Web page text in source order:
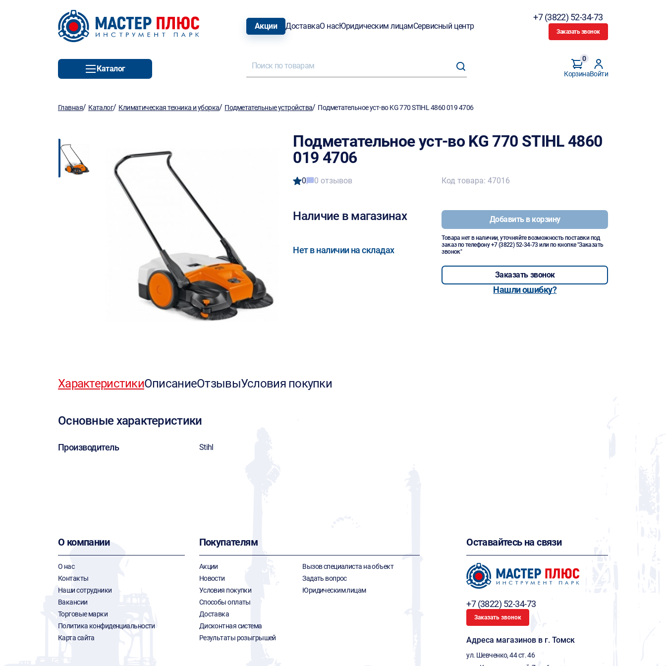
Акции ДоставкаО насЮридическим лицамСервисный центр
+7 (3822) 52-34-73
Заказать звонок
Каталог
Корзина
0
Войти
Главная/ Каталог/ Климатическая техника и уборка/ Подметательные устройства/ Подметательное уст-во KG 770 STIHL 4860 019 4706
Подметательное уст-во KG 770 STIHL 4860
019 4706
0 0 отзывов
Наличие в магазинах
Нет в наличии на складах
Код товара: 47016
Добавить в корзину
Товара нет в наличии, уточняйте возможность поставки под
заказ по телефону+7 (3822) 52-34-73 или по кнопке "Заказать
звонок"
Заказать звонок
Нашли ошибку?
ХарактеристикиОписаниеОтзывыУсловия покупки
Основные характеристики
Производитель Stihl
О компании
О нас
Контакты
Наши сотрудники
Вакансии
Торговые марки
Политика конфиденциальности
Карта сайта
Покупателям
Акции
Новости
Условия покупки
Способы оплаты
Доставка
Дисконтная система
Результаты розыгрышей
Вызов специалиста на объект
Задать вопрос
Юридическим лицам
Оставайтесь на связи
+7 (3822) 52-34-73
Заказать звонок
Адреса магазинов в г. Томск
ул. Шевченко, 44 ст. 46